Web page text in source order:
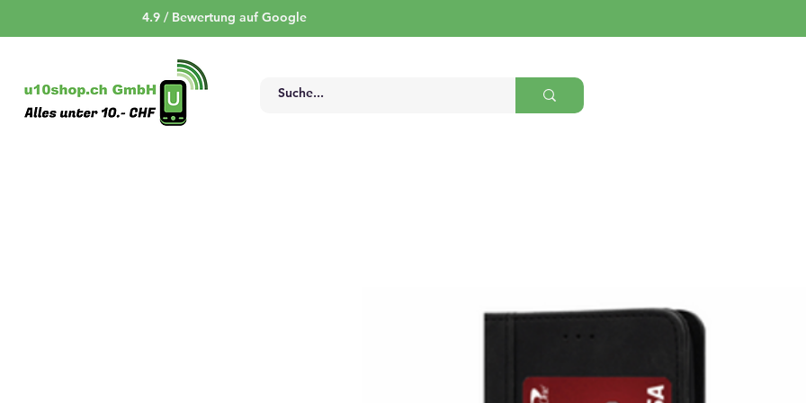
4.9 / Bewertung auf Google